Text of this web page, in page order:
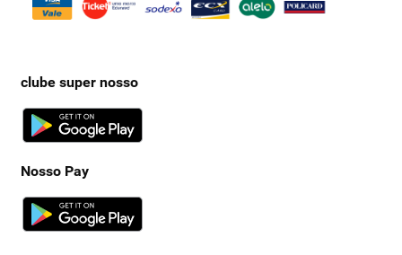
clube super nosso
Nosso Pay